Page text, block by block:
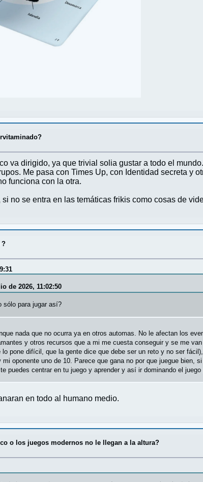
va dirigido, ya que trivial solia gustar a todo el
Me pasa con Times Up, con Identidad secreta y
funciona con la otra.
no se entra en las temáticas frikis como cosas de
?
de 2026, 11:02:50
sólo para jugar así?
nada que no ocurra ya en otros automas. No le afectan los
y otros recursos que a mi me cuesta conseguir y se me
pone difícil, que la gente dice que debe ser un reto y no ser
oponente uno de 10. Parece que gana no por que juegue bien,
puedes centrar en tu juego y aprender y así ir dominando el
en todo al humano medio.
o los juegos modernos no le llegan a la altura?